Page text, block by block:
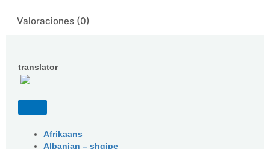
Valoraciones (0)
translator
Afrikaans
Albanian – shqipe